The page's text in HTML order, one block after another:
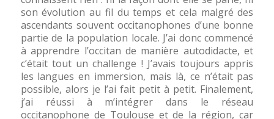
son évolution au fil du temps et cela malgré des
ascendants souvent occitanophones d’une bonne
partie de la population locale. J’ai donc commencé
à apprendre l’occitan de manière autodidacte, et
c’était tout un challenge ! J’avais toujours appris
les langues en immersion, mais là, ce n’était pas
possible, alors je l’ai fait petit à petit. Finalement,
j’ai réussi à m’intégrer dans le réseau
occitanophone de Toulouse et de la région, car